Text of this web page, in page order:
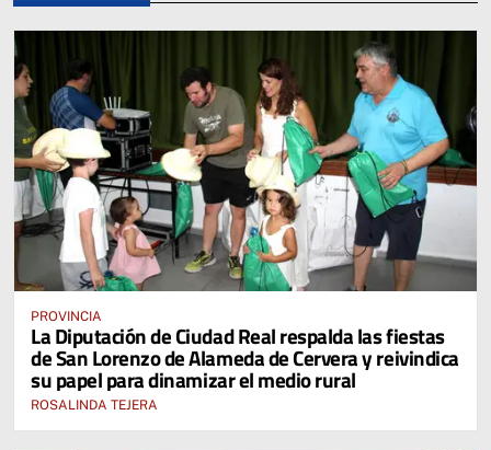
PROVINCIA
La Diputación de Ciudad Real respalda las fiestas
de San Lorenzo de Alameda de Cervera y reivindica
su papel para dinamizar el medio rural
ROSALINDA TEJERA